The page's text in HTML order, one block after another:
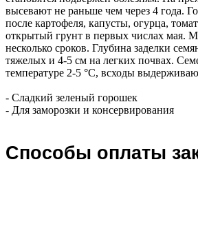
высевают не раньше чем через 4 года.
после картофеля, капусты, огурца,
открытый грунт в первых числах мая.
несколько сроков. Глубина заделки
тяжелых и 4-5 см на легких почвах.
температуре 2-5 °С, всходы
- Сладкий зеленый горошек
- Для заморозки и консервирования
Способы оплаты